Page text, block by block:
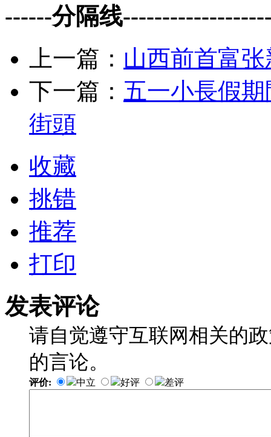
------分隔线
上一篇： 山西前首富
下一篇： 五一小長假
街頭
收藏
挑错
推荐
打印
发表评论
请自觉遵守互联网相关的
的言论。
评价: 中立 好评 差评